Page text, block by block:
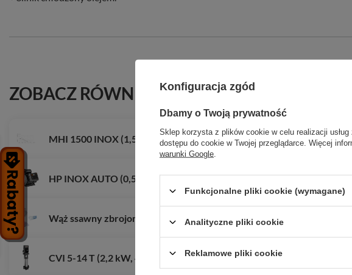
ZOBACZ RÓWNIEŻ
MHI 1500 INOX (1,5 kW, 230 V) pompa z osprzętem
HP INOX AUTO (0,55 kW, 230 V) pompa z falownikiem
Wąż ssawny zbrojony 3/4 - rolka 50 m
CVI 5-14 T (2,2 kW, 400 V) pompa pionowa
Konfiguracja zgód
Dbamy o Twoją prywatność
Sklep korzysta z plików cookie w celu realizacji usług
dostępu do cookie w Twojej przeglądarce. Więcej
warunki Google
Funkcjonalne pliki cookie (wymagane)
Analityczne pliki cookie
Reklamowe pliki cookie